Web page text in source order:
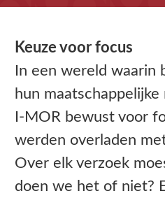
Keuze voor focus
In een wereld waarin
hun
I-MOR bewust voor
werden overladen
Over elk verzoek
doen we het of niet?